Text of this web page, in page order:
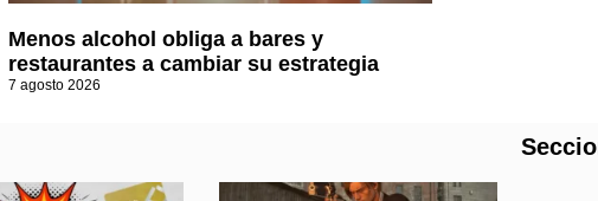
Menos alcohol obliga a bares y
restaurantes a cambiar su estrategia
7 agosto 2026